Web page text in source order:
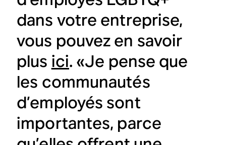
dans votre entreprise,
vous pouvez en savoir
plus ici. «Je pense que
les communautés
d’employés sont
importantes, parce